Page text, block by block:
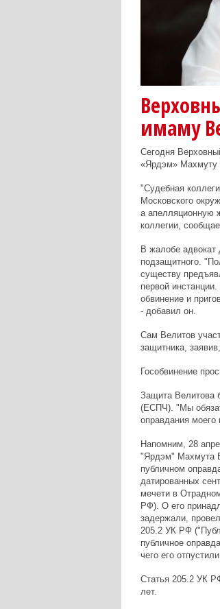
имаму
Сегодня
«Ярдэм» Махмуту
"Судебная
Московского
а апелляционную
коллегии,
В жалобе адвокат
подзащитного.
существу
первой
обвинение и
- добавил он.
Сам Велитов
защитника,
Гособвинение
Защита Велитова
(ЕСПЧ). "Мы
оправдания моего
Напомним, 28
"Ярдэм" Махмута
публичном
датированных
мечети в
РФ). О его
задержали,
205.2 УК РФ
публичное
чего его
Статья 205.2 УК
лет.